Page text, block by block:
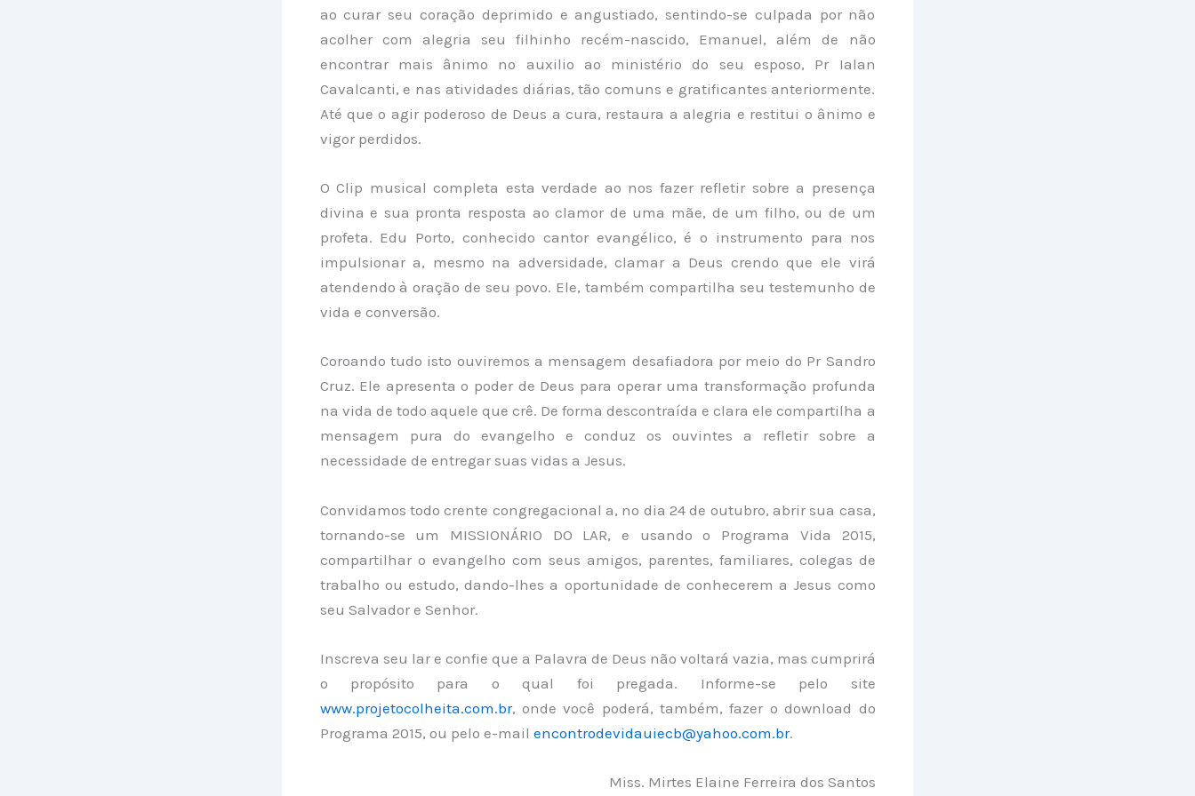
ao curar seu coração deprimido e angustiado, sentindo-se culpada por não
acolher com alegria seu filhinho recém-nascido, Emanuel, além de não
encontrar mais ânimo no auxilio ao ministério do seu esposo, Pr Ialan
Cavalcanti, e nas atividades diárias, tão comuns e gratificantes anteriormente.
Até que o agir poderoso de Deus a cura, restaura a alegria e restitui o ânimo e
vigor perdidos.
O Clip musical completa esta verdade ao nos fazer refletir sobre a presença
divina e sua pronta resposta ao clamor de uma mãe, de um filho, ou de um
profeta. Edu Porto, conhecido cantor evangélico, é o instrumento para nos
impulsionar a, mesmo na adversidade, clamar a Deus crendo que ele virá
atendendo à oração de seu povo. Ele, também compartilha seu testemunho de
vida e conversão.
Coroando tudo isto ouviremos a mensagem desafiadora por meio do Pr Sandro
Cruz. Ele apresenta o poder de Deus para operar uma transformação profunda
na vida de todo aquele que crê. De forma descontraída e clara ele compartilha a
mensagem pura do evangelho e conduz os ouvintes a refletir sobre a
necessidade de entregar suas vidas a Jesus.
Convidamos todo crente congregacional a, no dia 24 de outubro, abrir sua casa,
tornando-se um MISSIONÁRIO DO LAR, e usando o Programa Vida 2015,
compartilhar o evangelho com seus amigos, parentes, familiares, colegas de
trabalho ou estudo, dando-lhes a oportunidade de conhecerem a Jesus como
seu Salvador e Senhor.
Inscreva seu lar e confie que a Palavra de Deus não voltará vazia, mas cumprirá
o propósito para o qual foi pregada. Informe-se pelo site
www.projetocolheita.com.br, onde você poderá, também, fazer o download do
Programa 2015, ou pelo e-mail encontrodevidauiecb@yahoo.com.br.
Miss. Mirtes Elaine Ferreira dos Santos